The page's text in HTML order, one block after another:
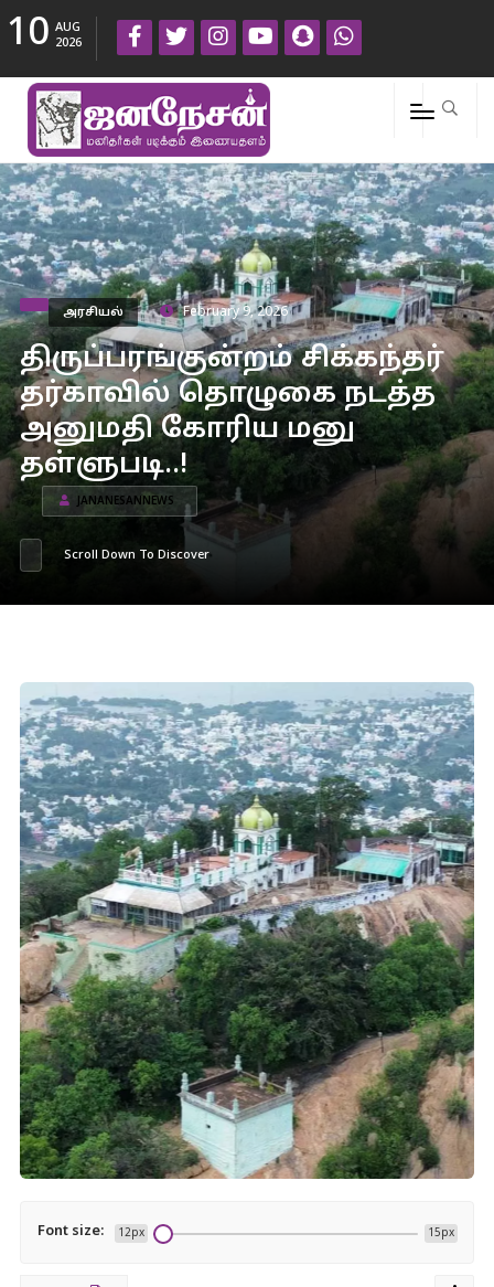
10 AUG
2026
அரசியல் February 9, 2026
திருப்பரங்குன்றம் சிக்கந்தர்
தர்காவில் தொழுகை நடத்த
அனுமதி கோரிய மனு
தள்ளுபடி..!
JANANESANNEWS
Scroll Down To Discover
Font size: 12px 15px